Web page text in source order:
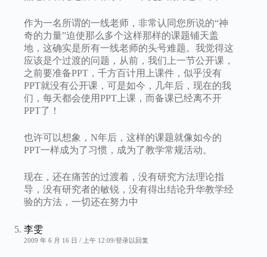
作为一名所谓的一线老师，非常认同您所说的“神
奇的力量”迫使那么多个这样那样的课题铺天盖
地，这确实是所有一线老师的头号难题。我觉得这
应该是个过渡的问题，从前，我们上一节公开课，
之前要准备PPT，千方百计用上课件，似乎没有
PPT就没有公开课，可是如今，几年后，现在的我
们，每天都会使用PPT上课，而备课已经离不开
PPT了！
也许可以想象，N年后，这样的课题就像如今的
PPT一样成为了习惯，成为了教学常规活动。
现在，还在痛苦的过渡着，没有研究方法理论指
导，没有研究者的敏锐，没有得出结论升华教学经
验的方法，一切还在努力中
李雯
2009 年 6 月 16 日 / 上午 12:09 登录以回复